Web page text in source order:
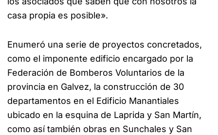
casa propia es posible».
Enumeró una serie de proyectos concretados,
como el imponente edificio encargado por la
Federación de Bomberos Voluntarios de la
provincia en Galvez, la construcción de 30
departamentos en el Edificio Manantiales
ubicado en la esquina de Laprida y San Martín,
como así también obras en Sunchales y San